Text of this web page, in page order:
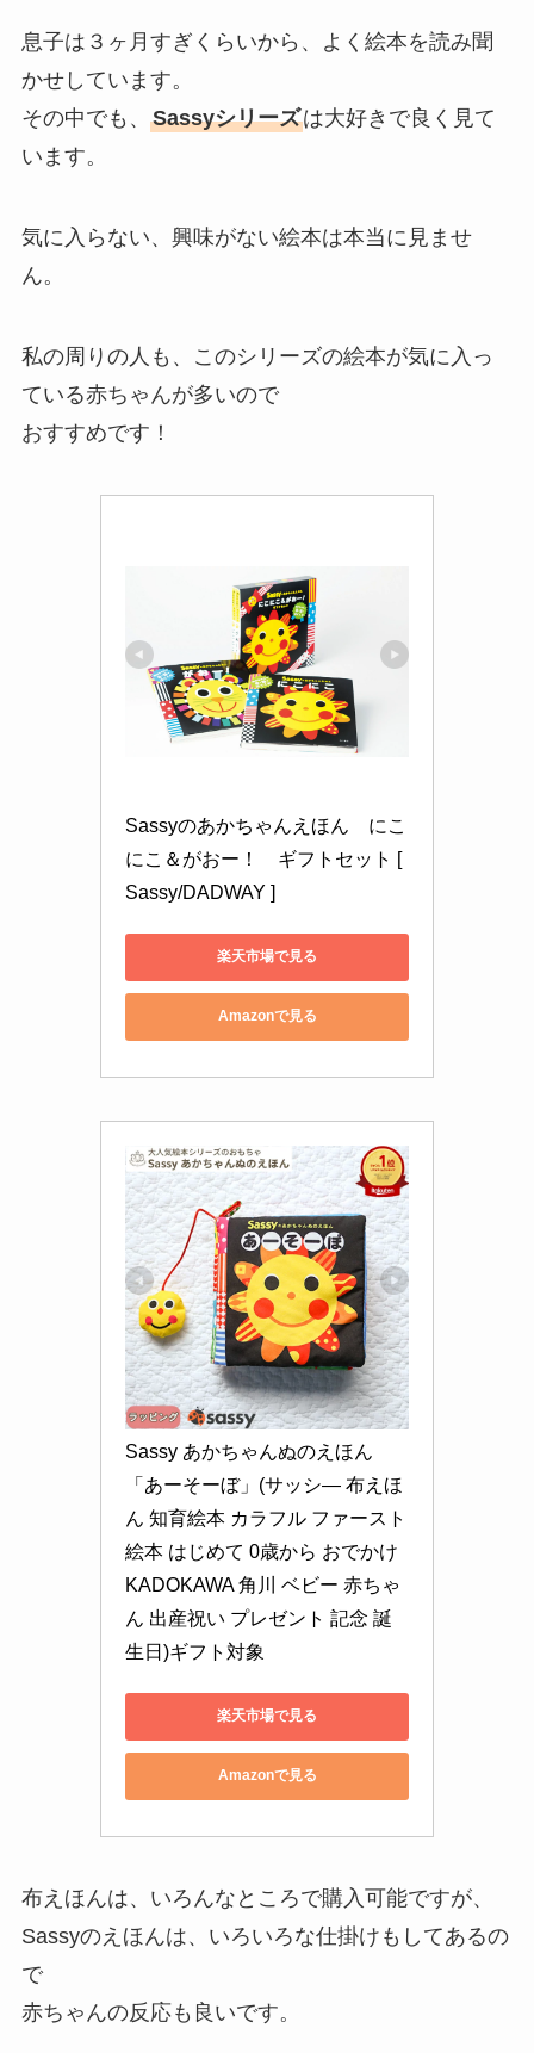
息子は３ヶ月すぎくらいから、よく絵本を読み聞
かせしています。
その中でも、 Sassyシリーズは大好きで良く見て
います。
気に入らない、興味がない絵本は本当に見ませ
ん。
私の周りの人も、このシリーズの絵本が気に入っ
ている赤ちゃんが多いので
おすすめです！
Sassyのあかちゃんえほん　にこ
にこ＆がおー！　ギフトセット [
Sassy/DADWAY ]
楽天市場で見る
Amazonで見る
Sassy あかちゃんぬのえほん
「あーそーぼ」(サッシ— 布えほ
ん 知育絵本 カラフル ファースト
絵本 はじめて 0歳から おでかけ
KADOKAWA 角川 ベビー 赤ちゃ
ん 出産祝い プレゼント 記念 誕
生日)ギフト対象
楽天市場で見る
Amazonで見る
布えほんは、いろんなところで購入可能ですが、
Sassyのえほんは、いろいろな仕掛けもしてあるの
で
赤ちゃんの反応も良いです。